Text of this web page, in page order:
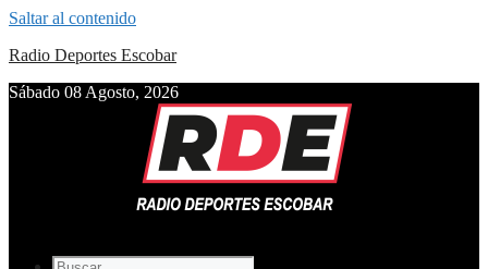
Saltar al contenido
Radio Deportes Escobar
Sábado 08 Agosto, 2026